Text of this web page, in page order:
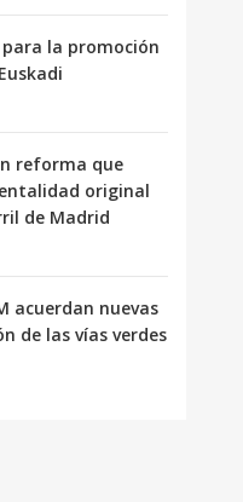
la promoción
reforma que
original
de Madrid
acuerdan nuevas
de las vías verdes